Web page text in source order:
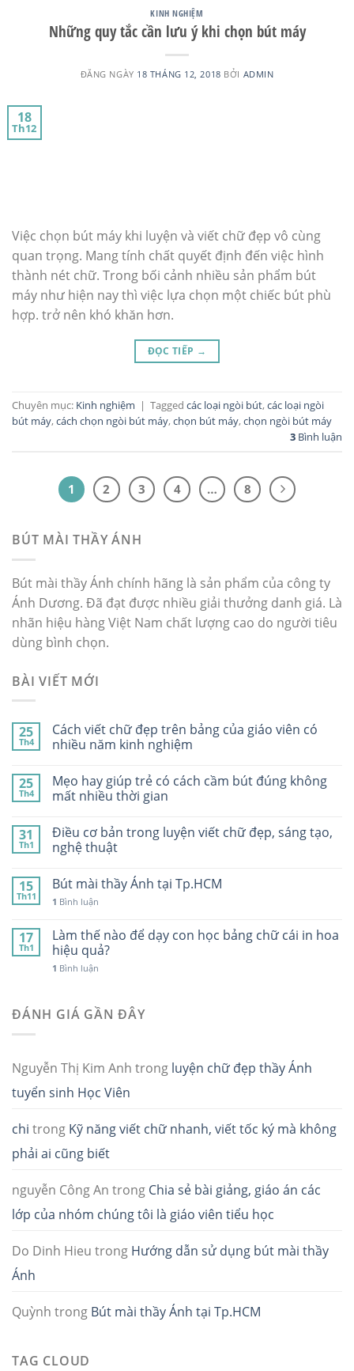
KINH NGHIỆM
Những quy tắc cần lưu ý khi chọn bút máy
ĐĂNG NGÀY 18 THÁNG 12, 2018 BỞI ADMIN
18
Th12
Việc chọn bút máy khi luyện và viết chữ đẹp vô cùng
quan trọng. Mang tính chất quyết định đến việc hình
thành nét chữ. Trong bối cảnh nhiều sản phẩm bút
máy như hiện nay thì việc lựa chọn một chiếc bút phù
hợp. trở nên khó khăn hơn.
ĐỌC TIẾP →
Chuyên mục: Kinh nghiệm | Tagged các loại ngòi bút,các loại ngòi
bút máy,cách chọn ngòi bút máy,chọn bút máy,chọn ngòi bút máy
3 Bình luận
1 2 3 4 … 8
BÚT MÀI THẦY ÁNH
Bút mài thầy Ánh chính hãng là sản phẩm của công ty
Ánh Dương. Đã đạt được nhiều giải thưởng danh giá. Là
nhãn hiệu hàng Việt Nam chất lượng cao do người tiêu
dùng bình chọn.
BÀI VIẾT MỚI
25
Th4
Cách viết chữ đẹp trên bảng của giáo viên có
nhiều năm kinh nghiệm
25
Th4
Mẹo hay giúp trẻ có cách cầm bút đúng không
mất nhiều thời gian
31
Th1
Điều cơ bản trong luyện viết chữ đẹp, sáng tạo,
nghệ thuật
15
Th11
Bút mài thầy Ánh tại Tp.HCM
1 Bình luận
17
Th1
Làm thế nào để dạy con học bảng chữ cái in hoa
hiệu quả?
1 Bình luận
ĐÁNH GIÁ GẦN ĐÂY
Nguyễn Thị Kim Anh trong luyện chữ đẹp thầy Ánh
tuyển sinh Học Viên
chi trong Kỹ năng viết chữ nhanh, viết tốc ký mà không
phải ai cũng biết
nguyễn Công An trong Chia sẻ bài giảng, giáo án các
lớp của nhóm chúng tôi là giáo viên tiểu học
Do Dinh Hieu trong Hướng dẫn sử dụng bút mài thầy
Ánh
Quỳnh trong Bút mài thầy Ánh tại Tp.HCM
TAG CLOUD